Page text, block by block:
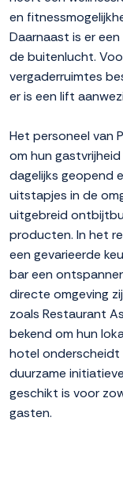
en
Daarnaast is er
de buitenlucht.
vergaderruimtes
er is een lift
Het personeel van
om hun
dagelijks geopend
uitstapjes in de
uitgebreid
producten. In het
een gevarieerde
bar een
directe omgeving
zoals Restaurant
bekend om hun
hotel onderscheidt
duurzame
geschikt is voor
gasten.